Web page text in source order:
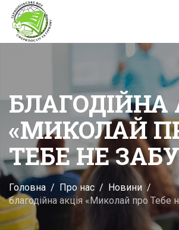
БЛАГОДІЙНА
«МИКОЛАЙ
ТЕБЕ НЕ
Головна Про нас
Новини
благодійна акція «Миколай про Тебе